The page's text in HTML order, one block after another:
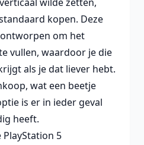
kopen. Deze
om het
vullen, waardoor je die
als je dat liever hebt.
wat een beetje
is er in ieder geval
heeft.
PlayStation 5